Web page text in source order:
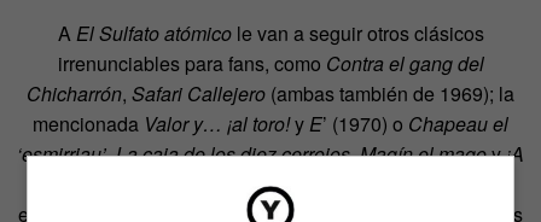
AEl Sulfato atómicole van a seguir otros clásicos
irrenunciables para fans, como Contra el gang del
Chicharrón, Safari Callejero (ambas también de 1969); la
mencionada Valor y… ¡al toro!yE’ (1970) o Chapeau el
‘esmirriau’,La caja de los diez cerrojos,Magín el magoy¡A
en 1971. Casi todos ellos tienen una
estructura similar, con una serie de capítulos cíclicos en los